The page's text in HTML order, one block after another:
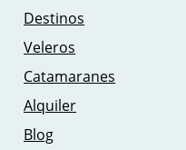
Destinos
Veleros
Catamaranes
Alquiler
Blog